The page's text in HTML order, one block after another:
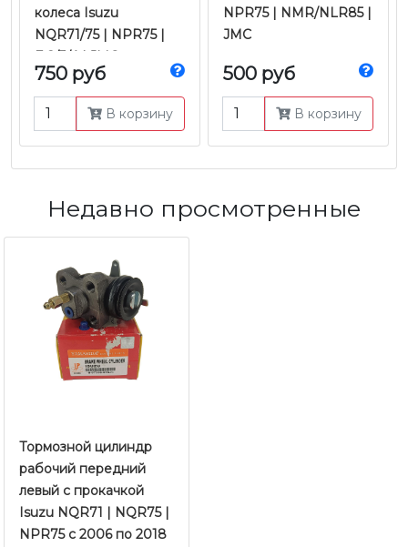
колеса Isuzu
NQR71/75 | NPR75 |
Е-2/3/4 | JMC
750 руб
В корзину
NPR75 | NMR/NLR85 |
JMC
500 руб
В корзину
Недавно просмотренные
Тормозной цилиндр
рабочий передний
левый с прокачкой
Isuzu NQR71 | NQR75 |
NPR75 с 2006 по 2018